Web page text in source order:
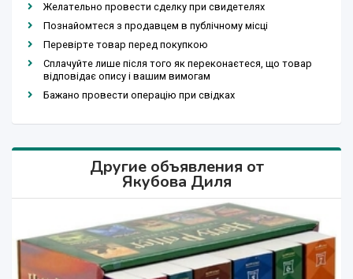
Желательно провести сделку при свидетелях
Познайомтеся з продавцем в публічному місці
Перевірте товар перед покупкою
Сплачуйте лише після того як переконаєтеся, що товар
відповідає опису і вашим вимогам
Бажано провести операцію при свідках
Другие объявления от
Якубова Диля